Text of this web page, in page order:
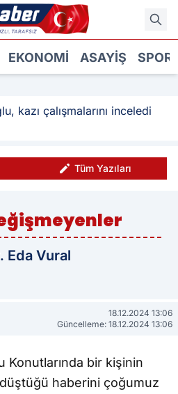
EKONOMI ASAYIŞ SPOR
kazı çalışmalarını inceledi
Tüm Yazıları
Eda Vural
18.12.2024 13:06
Güncelleme: 18.12.2024 13:06
Konutlarında bir kişinin
haberini çoğumuz